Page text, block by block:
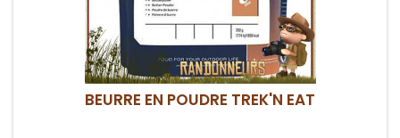
BEURRE EN POUDRE TREK'N EAT